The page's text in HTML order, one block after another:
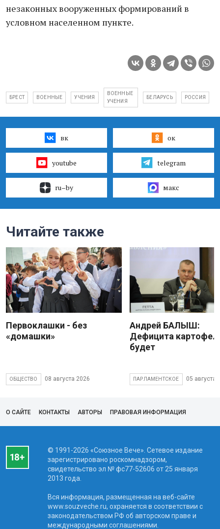
незаконных вооруженных формирований в
условном населенном пункте.
БРЕСТ ВОЕННЫЕ УЧЕНИЯ
ВОЕННЫЕ
УЧЕНИЯ
БЕЛАРУСЬ РОССИЯ
вк ок
youtube telegram
ru–by макс
Читайте также
Первоклашки - без
«домашки»
ОБЩЕСТВО 08 августа 2026
Андрей БАЛЫШ:
Дефицита
будет
ПАРЛАМЕНТСКОЕ 05 августа
О САЙТЕ КОНТАКТЫ АВТОРЫ ПРАВОВАЯ ИНФОРМАЦИЯ
© 1991-2026 «Союзное Вече». Сетевое издание
зарегистрировано роскомнадзором,
свидетельство эл № фc77-52606 от 25 января
2013 года.
Вся информация, размещенная на веб-сайте
www.souzveche.ru, охраняется в соответствии с
законодательством РФ об авторском праве и
международными соглашениями.